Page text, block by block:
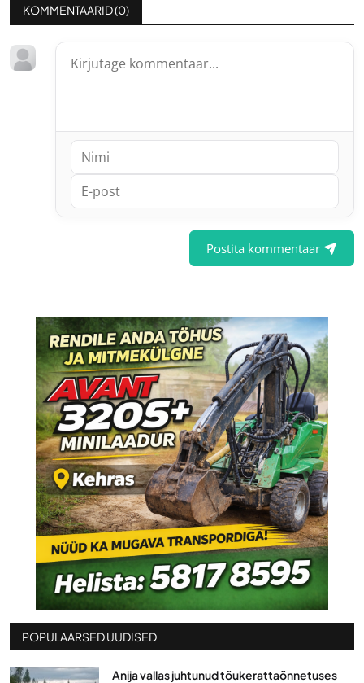
KOMMENTAARID (0)
Postita kommentaar
POPULAARSED UUDISED
Anija vallas juhtunud tõukerattaõnnetuses